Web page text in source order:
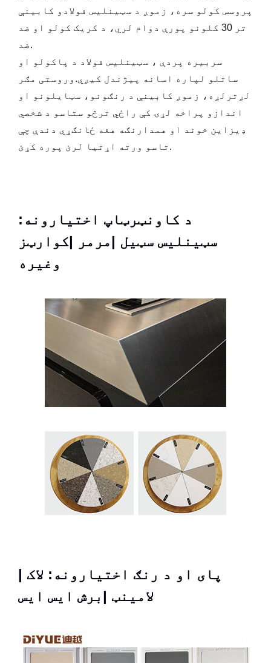
پروسس کولو سره، زموږ د سټینلیس فولادو کابینې
تر 30 کلونو پورې دوام لري، د کریک کولو او ضد
ضد.
سربیره پردې ، سټینلیس فولاد د پاکولو او
ساتلو لپاره اسانه پیژندل کیږي.وروستی مګر
لږترلږه، زموږ کابینې د رنګونو، سټایلونو او
اندازو پراخه لړۍ کې راځي ترڅو ستاسو د شخصي
ډیزاین خوند او همدارنګه هغه ځانګړي دندې چې
تاسو ورته اړتیا لرئ پوره کړئ.
د کاونټرټاپ اختیارونه:
سټینلیس سټیل |مرمر |کوارټز
وغيره
پای او د رنګ اختیارونه: لاک |
لامینټ |برش ایس ایس